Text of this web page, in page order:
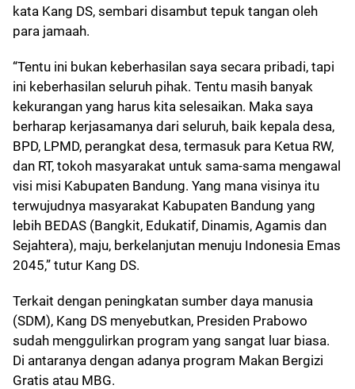
kata Kang DS, sembari disambut tepuk tangan oleh
para jamaah.
“Tentu ini bukan keberhasilan saya secara pribadi, tapi
ini keberhasilan seluruh pihak. Tentu masih banyak
kekurangan yang harus kita selesaikan. Maka saya
berharap kerjasamanya dari seluruh, baik kepala desa,
BPD, LPMD, perangkat desa, termasuk para Ketua RW,
dan RT, tokoh masyarakat untuk sama-sama mengawal
visi misi Kabupaten Bandung. Yang mana visinya itu
terwujudnya masyarakat Kabupaten Bandung yang
lebih BEDAS (Bangkit, Edukatif, Dinamis, Agamis dan
Sejahtera), maju, berkelanjutan menuju Indonesia Emas
2045,” tutur Kang DS.
Terkait dengan peningkatan sumber daya manusia
(SDM), Kang DS menyebutkan, Presiden Prabowo
sudah menggulirkan program yang sangat luar biasa.
Di antaranya dengan adanya program Makan Bergizi
Gratis atau MBG.